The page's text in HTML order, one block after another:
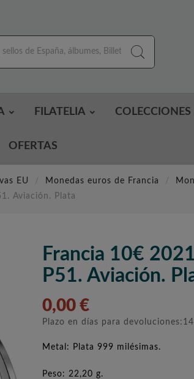
FILATELIA COLECCIONES
OFERTAS
EU Monedas euros de Francia
Aviación. Plata
Francia 10€
P51. Aviación.
0,00 €
Plazo en días para devoluciones:14
Metal: Plata 999 milésimas.
Peso: 22,20 g.